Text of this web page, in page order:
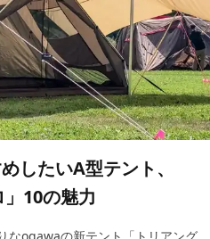
したいA型テント、
10の魅力